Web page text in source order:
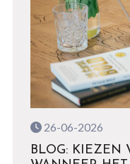
26-06-2026
BLOG: KIEZEN